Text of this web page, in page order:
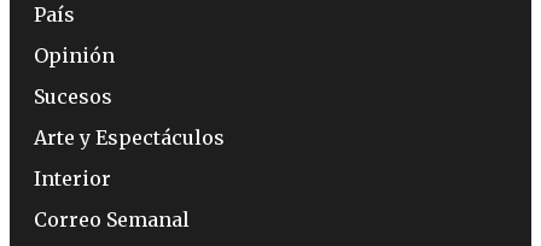
País
Opinión
Sucesos
Arte y Espectáculos
Interior
Correo Semanal